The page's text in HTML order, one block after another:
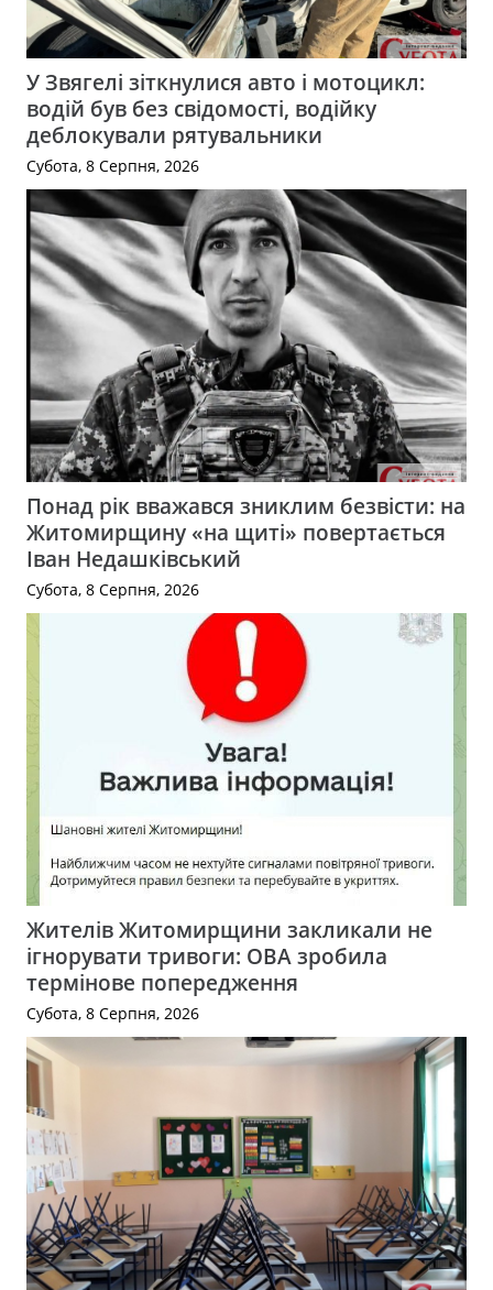
У Звягелі зіткнулися авто і мотоцикл:
водій був без свідомості, водійку
деблокували рятувальники
Субота, 8 Серпня, 2026
Понад рік вважався зниклим безвісти: на
Житомирщину «на щиті» повертається
Іван Недашківський
Субота, 8 Серпня, 2026
Жителів Житомирщини закликали не
ігнорувати тривоги: ОВА зробила
термінове попередження
Субота, 8 Серпня, 2026